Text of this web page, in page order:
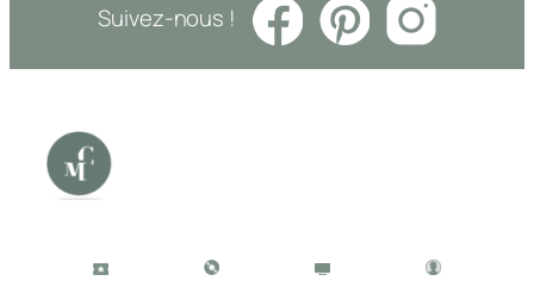
Suivez-nous !